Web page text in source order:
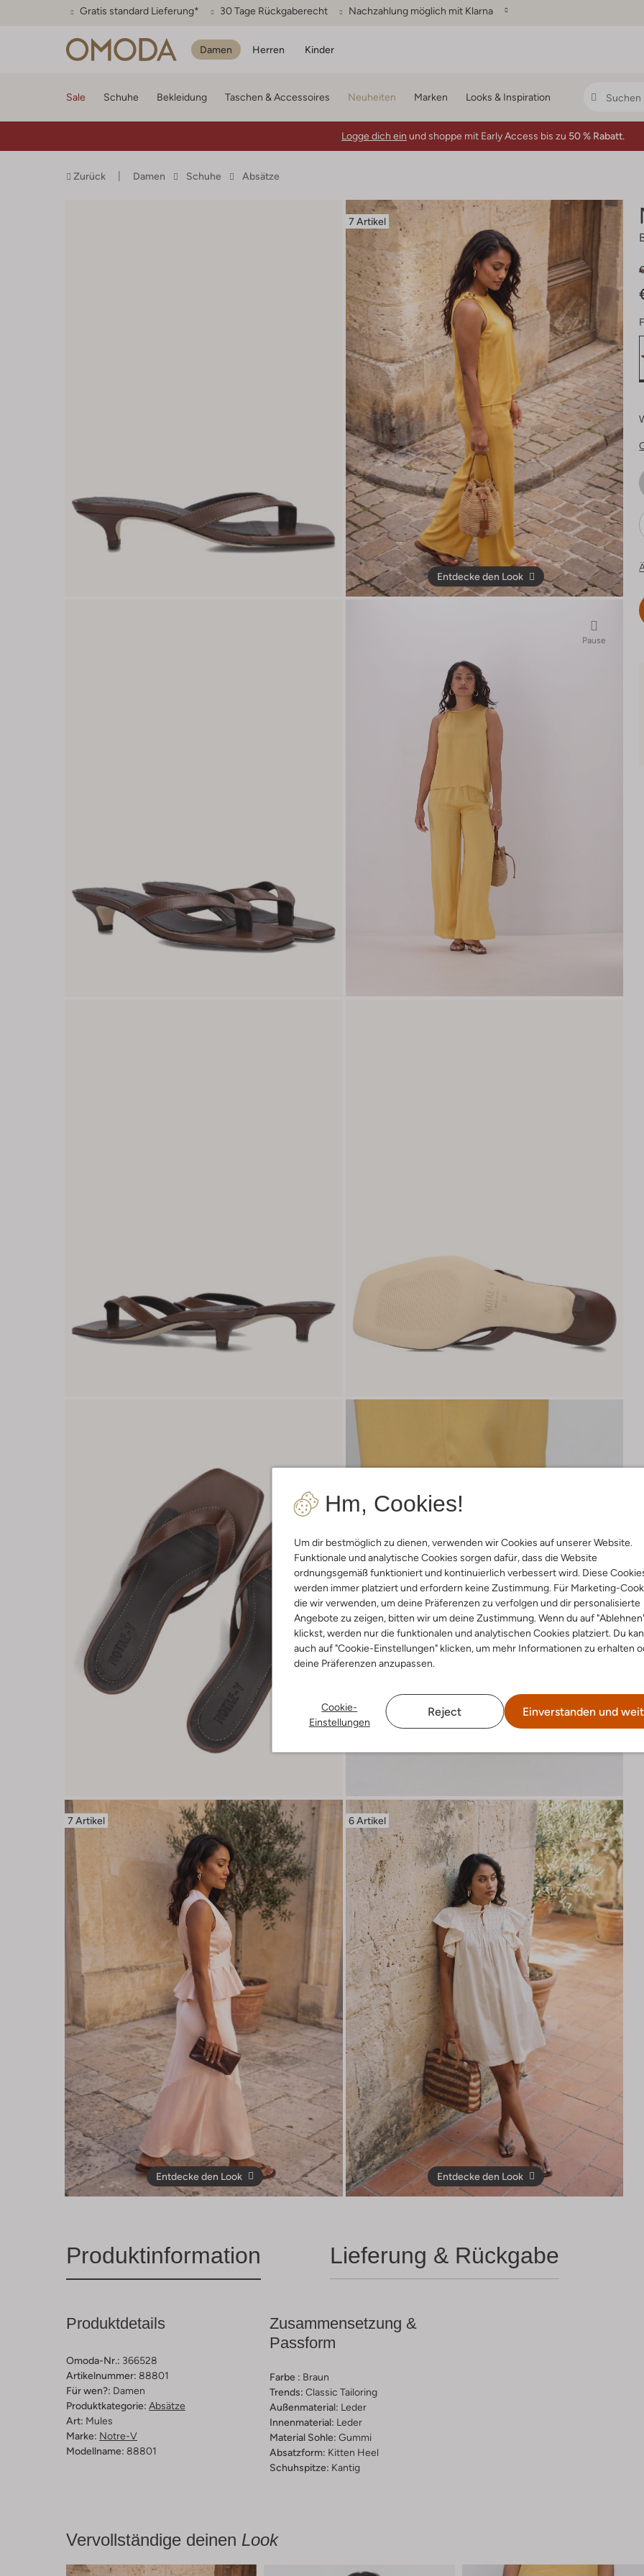
Gratis standard Lieferung* 30 Tage Rückgaberecht Nachzahlung möglich mit Klarna
Damen Herren Kinder
Hm, Cookies!
Um dir bestmöglich zu dienen, verwenden wir Cookies auf unserer Website.
Funktionale und analytische Cookies sorgen dafür, dass die Website
ordnungsgemäß funktioniert und kontinuierlich verbessert wird. Diese
werden immer platziert und erfordern keine Zustimmung. Für Marketing-
die wir verwenden, um deine Präferenzen zu verfolgen und dir personalisierte
Angebote zu zeigen, bitten wir um deine Zustimmung. Wenn du auf
klickst, werden nur die funktionalen und analytischen Cookies platziert. Du
auch auf "Cookie-Einstellungen" klicken, um mehr Informationen zu erhalten
deine Präferenzen anzupassen.
Cookie-
Einstellungen
Reject Einverstanden und
Sale Schuhe Bekleidung Taschen & Accessoires Neuheiten Marken Looks & Inspiration
Logge dich ein und shoppe mit Early Access bis zu 50 % Rabatt.
Zurück Damen Schuhe Absätze
7 Artikel
Entdecke den Look
Pause
7 Artikel
Entdecke den Look
6 Artikel
Entdecke den Look
Produktinformation Lieferung & Rückgabe
Produktdetails
Omoda-Nr.: 366528
Artikelnummer: 88801
Für wen?: Damen
Produktkategorie: Absätze
Art: Mules
Marke: Notre-V
Modellname: 88801
Zusammensetzung &
Passform
Farbe : Braun
Trends: Classic Tailoring
Außenmaterial: Leder
Innenmaterial: Leder
Material Sohle: Gummi
Absatzform: Kitten Heel
Schuhspitze: Kantig
Vervollständige deinen Look